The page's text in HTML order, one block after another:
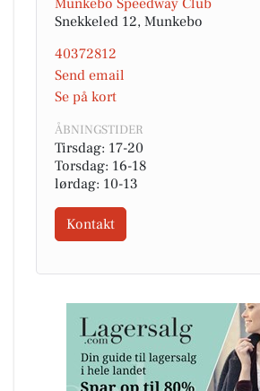
Snekkeled 12, Munkebo
40372812
Send email
Se på kort
ÅBNINGSTIDER
Tirsdag: 17-20
Torsdag: 16-18
lørdag: 10-13
Kontakt